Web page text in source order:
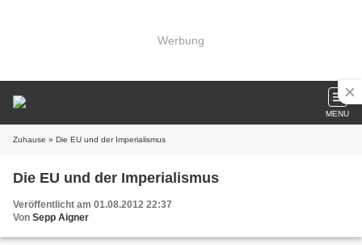
Werbung
MENU
Zuhause » Die EU und der Imperialismus
Die EU und der Imperialismus
Veröffentlicht am 01.08.2012 22:37
Von Sepp Aigner